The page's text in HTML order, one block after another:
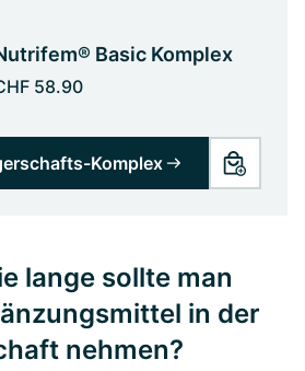
Basic Komplex
58.90
Komplex
lange sollte man
in der
nehmen?